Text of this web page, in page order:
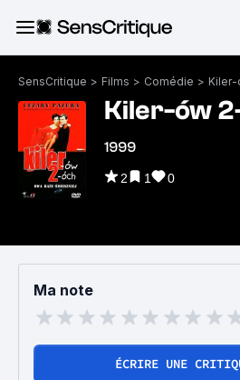
SensCritique > Films > Comédie >
Kiler-ów
1999
2 1 0
Ma note
ÉCRIRE UNE